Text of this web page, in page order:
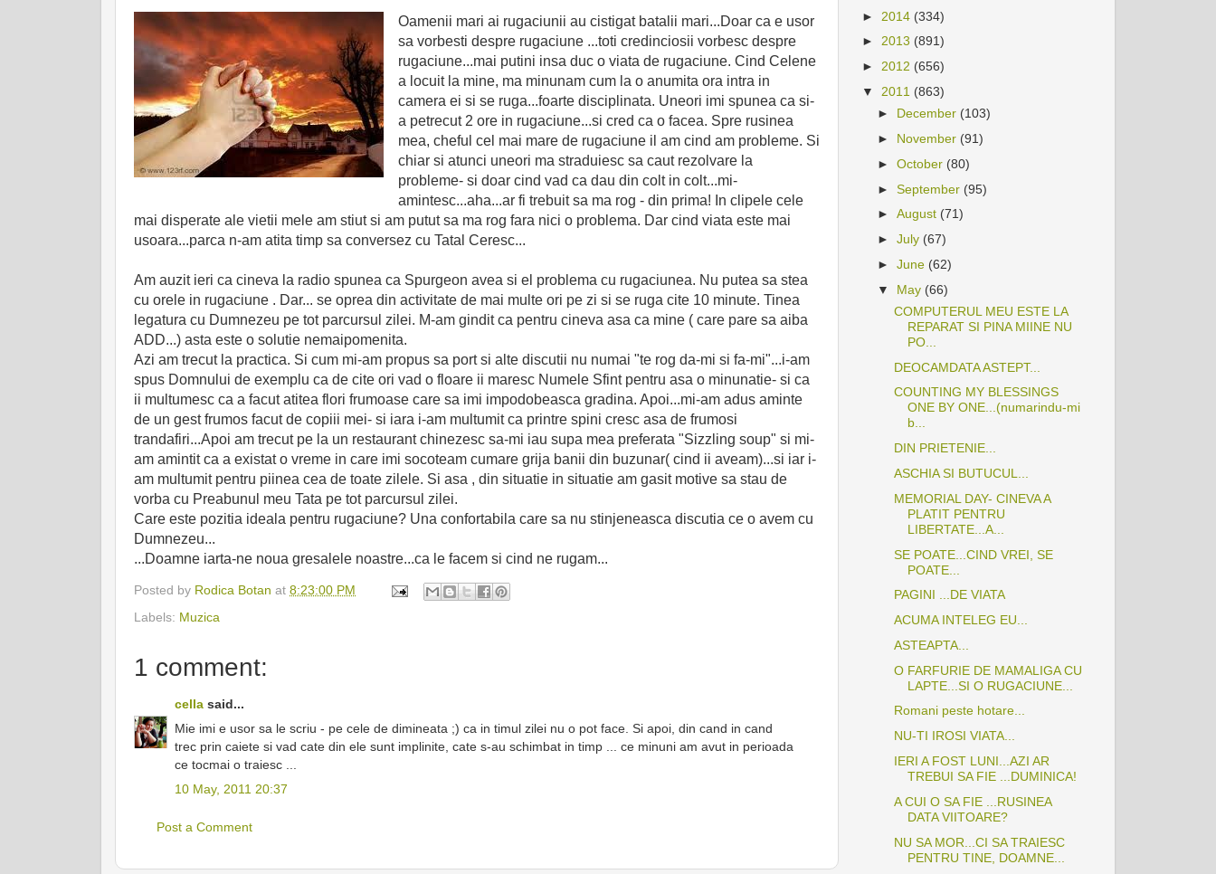
Oamenii mari ai rugaciunii au cistigat batalii mari...Doar ca e usor
sa vorbesti despre rugaciune ...toti credinciosii vorbesc despre
rugaciune...mai putini insa duc o viata de rugaciune. Cind Celene
a locuit la mine, ma minunam cum la o anumita ora intra in
camera ei si se ruga...foarte disciplinata. Uneori imi spunea ca si-
a petrecut 2 ore in rugaciune...si cred ca o facea. Spre rusinea
mea, cheful cel mai mare de rugaciune il am cind am probleme. Si
chiar si atunci uneori ma straduiesc sa caut rezolvare la
probleme- si doar cind vad ca dau din colt in colt...mi-
amintesc...aha...ar fi trebuit sa ma rog - din prima! In clipele cele
mai disperate ale vietii mele am stiut si am putut sa ma rog fara nici o problema. Dar cind viata este mai
usoara...parca n-am atita timp sa conversez cu Tatal Ceresc...
Am auzit ieri ca cineva la radio spunea ca Spurgeon avea si el problema cu rugaciunea. Nu putea sa stea
cu orele in rugaciune . Dar... se oprea din activitate de mai multe ori pe zi si se ruga cite 10 minute. Tinea
legatura cu Dumnezeu pe tot parcursul zilei. M-am gindit ca pentru cineva asa ca mine ( care pare sa aiba
ADD...) asta este o solutie nemaipomenita.
Azi am trecut la practica. Si cum mi-am propus sa port si alte discutii nu numai "te rog da-mi si fa-mi"...i-am
spus Domnului de exemplu ca de cite ori vad o floare ii maresc Numele Sfint pentru asa o minunatie- si ca
ii multumesc ca a facut atitea flori frumoase care sa imi impodobeasca gradina. Apoi...mi-am adus aminte
de un gest frumos facut de copiii mei- si iara i-am multumit ca printre spini cresc asa de frumosi
trandafiri...Apoi am trecut pe la un restaurant chinezesc sa-mi iau supa mea preferata "Sizzling soup" si mi-
am amintit ca a existat o vreme in care imi socoteam cumare grija banii din buzunar( cind ii aveam)...si iar i-
am multumit pentru piinea cea de toate zilele. Si asa , din situatie in situatie am gasit motive sa stau de
vorba cu Preabunul meu Tata pe tot parcursul zilei.
Care este pozitia ideala pentru rugaciune? Una confortabila care sa nu stinjeneasca discutia ce o avem cu
Dumnezeu...
...Doamne iarta-ne noua gresalele noastre...ca le facem si cind ne rugam...
Posted by Rodica Botan at 8:23:00 PM
Labels: Muzica
1 comment:
cella said...
Mie imi e usor sa le scriu - pe cele de dimineata ;) ca in timul zilei nu o pot face. Si apoi, din cand in cand
trec prin caiete si vad cate din ele sunt implinite, cate s-au schimbat in timp ... ce minuni am avut in perioada
ce tocmai o traiesc ...
10 May, 2011 20:37
Post a Comment
► 2014 (334)
► 2013 (891)
► 2012 (656)
▼ 2011 (863)
► December (103)
► November (91)
►October (80)
►September (95)
►August (71)
►July (67)
►June (62)
▼ May (66)
COMPUTERUL MEU ESTE LA
REPARAT SI PINA MIINE NU
PO...
DEOCAMDATA ASTEPT...
COUNTING MY BLESSINGS
ONE BY ONE...(numarindu-mi
b...
DIN PRIETENIE...
ASCHIA SI BUTUCUL...
MEMORIAL DAY- CINEVA A
PLATIT PENTRU
LIBERTATE...A...
SE POATE...CIND VREI, SE
POATE...
PAGINI ...DE VIATA
ACUMA INTELEG EU...
ASTEAPTA...
O FARFURIE DE MAMALIGA CU
LAPTE...SI O RUGACIUNE...
Romani peste hotare...
NU-TI IROSI VIATA...
IERI A FOST LUNI...AZI AR
TREBUI SA FIE ...DUMINICA!
A CUI O SA FIE ...RUSINEA
DATA VIITOARE?
NU SA MOR...CI SA TRAIESC
PENTRU TINE, DOAMNE...